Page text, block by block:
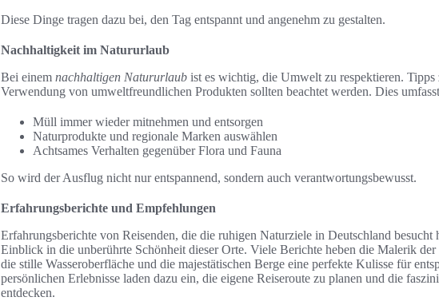
Diese Dinge tragen dazu bei, den Tag entspannt und angenehm zu gestalten.
Nachhaltigkeit im Natururlaub
Bei einem nachhaltigen Natururlaub ist es wichtig, die Umwelt zu respektieren.
Verwendung von umweltfreundlichen Produkten sollten beachtet werden. Dies
Müll immer wieder mitnehmen und entsorgen
Naturprodukte und regionale Marken auswählen
Achtsames Verhalten gegenüber Flora und Fauna
So wird der Ausflug nicht nur entspannend, sondern auch verantwortungsbewusst.
Erfahrungsberichte und Empfehlungen
Erfahrungsberichte von Reisenden, die die ruhigen Naturziele in Deutschland besucht
Einblick in die unberührte Schönheit dieser Orte. Viele Berichte heben die Malerik
die stille Wasseroberfläche und die majestätischen Berge eine perfekte Kulisse für
persönlichen Erlebnisse laden dazu ein, die eigene Reiseroute zu planen und die
entdecken.